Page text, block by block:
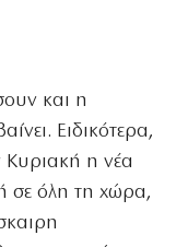
και η
Ειδικότερα,
η νέα
σε όλη τη χώρα,